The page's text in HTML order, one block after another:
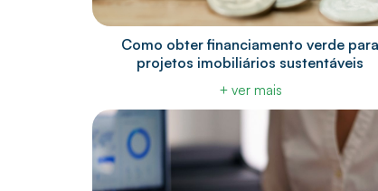
Como obter financiamento verde para
projetos imobiliários sustentáveis
+ ver mais